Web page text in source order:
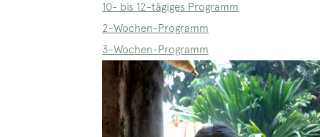
10- bis 12-tägiges Programm
2-Wochen-Programm
3-Wochen-Programm